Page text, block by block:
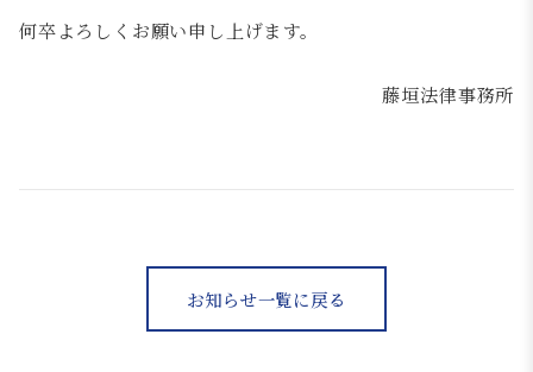
何卒よろしくお願い申し上げます。
藤垣法律事務所
お知らせ一覧に戻る